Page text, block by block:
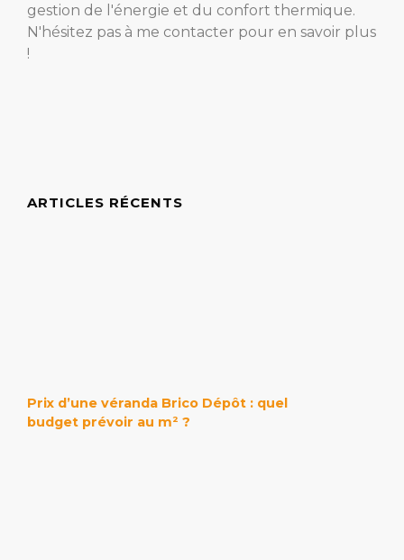
gestion de l'énergie et du confort thermique.
N'hésitez pas à me contacter pour en savoir plus
!
ARTICLES RÉCENTS
Prix d’une véranda Brico Dépôt : quel
budget prévoir au m² ?